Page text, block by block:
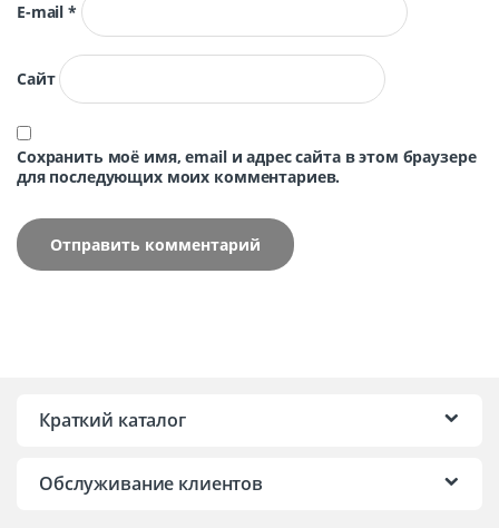
E-mail*
Сайт
Сохранить моё имя, email и адрес сайта в этом браузере
для последующих моих комментариев.
Краткий каталог
Обслуживание клиентов